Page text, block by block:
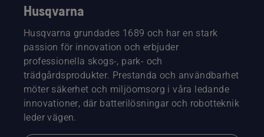
Husqvarna
Husqvarna grundades 1689 och har en stark
passion för innovation och erbjuder
professionella skogs-, park- och
trädgårdsprodukter. Prestanda och användbarhet
möter säkerhet och miljöomsorg i våra ledande
innovationer, där batterilösningar och robotteknik
leder vägen.